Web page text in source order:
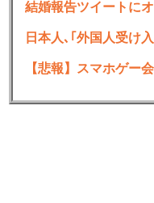
思考 2021/09/15(水)
Spotifyだよな
思考 2021/09/15(水)
それならAppleMusic